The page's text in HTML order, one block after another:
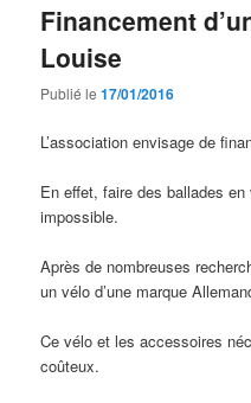
Financement
Louise
Publié le17/01/2016
L’association envisage de
En effet, faire des ballades
impossible.
Après de nombreuses
un vélo d’une marque
Ce vélo et les accessoires
coûteux.